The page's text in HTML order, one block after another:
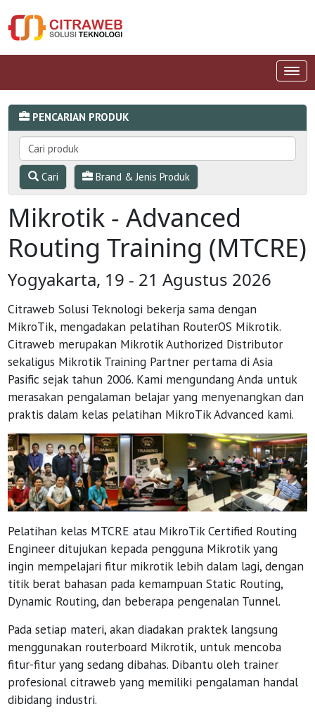
PENCARIAN PRODUK
Cari Brand & Jenis Produk
Mikrotik - Advanced
Routing Training (MTCRE)
Yogyakarta, 19 - 21 Agustus 2026
Citraweb Solusi Teknologi bekerja sama dengan
MikroTik, mengadakan pelatihan RouterOS Mikrotik.
Citraweb merupakan Mikrotik Authorized Distributor
sekaligus Mikrotik Training Partner pertama di Asia
Pasific sejak tahun 2006. Kami mengundang Anda untuk
merasakan pengalaman belajar yang menyenangkan dan
praktis dalam kelas pelatihan MikroTik Advanced kami.
Pelatihan kelas MTCRE atau MikroTik Certified Routing
Engineer ditujukan kepada pengguna Mikrotik yang
ingin mempelajari fitur mikrotik lebih dalam lagi, dengan
titik berat bahasan pada kemampuan Static Routing,
Dynamic Routing, dan beberapa pengenalan Tunnel.
Pada setiap materi, akan diadakan praktek langsung
menggunakan routerboard Mikrotik, untuk mencoba
fitur-fitur yang sedang dibahas. Dibantu oleh trainer
profesional citraweb yang memiliki pengalaman handal
dibidang industri.